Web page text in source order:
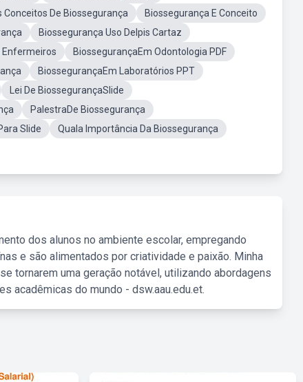
Conceitos De Biossegurança
Biossegurança E Conceito
Biossegurança Uso DeIpis Cartaz
Enfermeiros
BiossegurançaEm Odontologia PDF
BiossegurançaEm Laboratórios PPT
Lei De BiossegurançaSlide
PalestraDe Biossegurança
Slide
Quala Importância Da Biossegurança
dos alunos no ambiente escolar, empregando
e são alimentados por criatividade e paixão. Minha
tornarem uma geração notável, utilizando abordagens
acadêmicas do mundo - dsw.aau.edu.et.